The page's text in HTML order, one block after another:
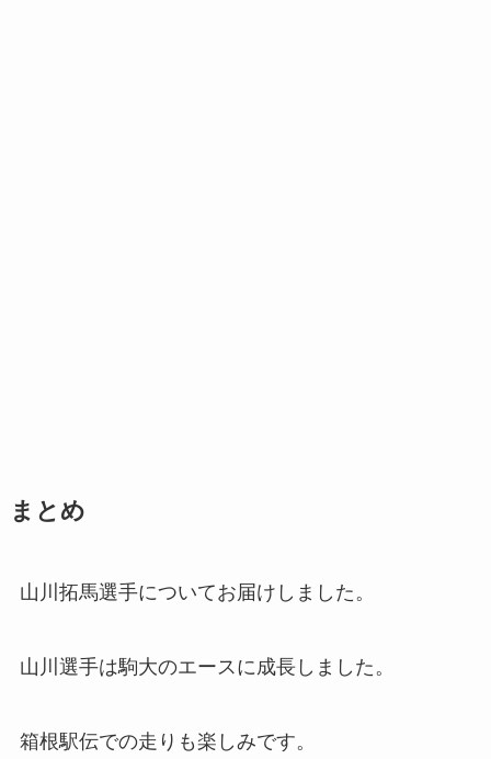
まとめ
山川拓馬選手についてお届けしました。
山川選手は駒大のエースに成長しました。
箱根駅伝での走りも楽しみです。